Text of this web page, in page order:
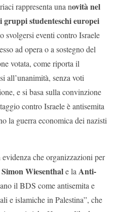
rappresenta una novità nel
gruppi studenteschi europei
svolgersi eventi contro Israele
ad opera o a sostegno del
votata, come riporta il
all’unanimità, senza voti
e si basa sulla convinzione
contro Israele è antisemita
la guerra economica dei nazisti
che organizzazioni per
Wiesenthale laAnti-
il BDS come antisemita e
e islamiche in Palestina”, che